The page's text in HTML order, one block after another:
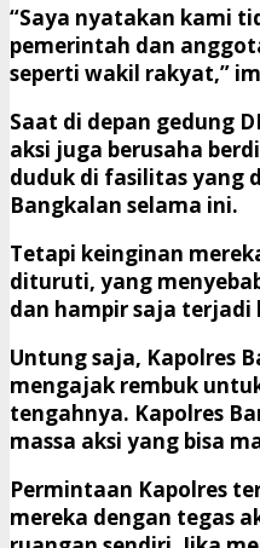
“Saya nyatakan kami
pemerintah dan
seperti wakil rakyat,”
Saat di depan gedung
aksi juga berusaha
duduk di fasilitas yang
Bangkalan selama ini.
Tetapi keinginan
dituruti, yang
dan hampir saja terjadi
Untung saja, Kapolres
mengajak rembuk
tengahnya. Kapolres
massa aksi yang bisa
Permintaan Kapolres
mereka dengan tegas